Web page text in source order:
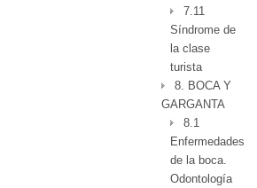
7.11
Síndrome de
la clase
turista
8. BOCA Y
GARGANTA
8.1
Enfermedades
de la boca.
Odontología